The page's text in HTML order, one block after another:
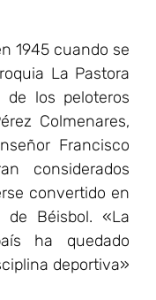
1945 cuando se
La Pastora
de los peloteros
Colmenares,
Francisco
considerados
convertido en
de Béisbol. «La
ha quedado
deportiva»